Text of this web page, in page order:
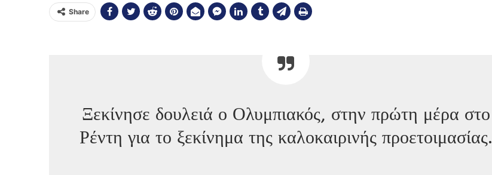
Share
Ξεκίνησε δουλειά ο Ολυμπιακός, στην πρώτη μέρα στο
Ρέντη για το ξεκίνημα της καλοκαιρινής προετοιμασίας.